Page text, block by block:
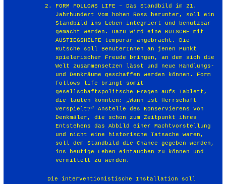
FORM FOLLOWS LIFE – Das Standbild im 21.
Jahrhundert Vom hohen Ross herunter, soll ein
Standbild ins Leben integriert und benutzbar
gemacht werden. Dazu wird eine RUTSCHE mit
AUSTIEGSHILFE temporär angebracht. Die
Rutsche soll BenuterInnen an jenen Punkt
spielerischer Freude bringen, an dem sich die
Welt zusammensetzen lässt und neue Handlungs-
und Denkräume geschaffen werden können. Form
follows life bringt somit
gesellschaftspolitsche Fragen aufs Tablett,
die lauten könnten: „Wann ist Herrschaft
verspielt?“ Anstelle des Konservierens von
Denkmäler, die schon zum Zeitpunkt ihres
Entstehens das Abbild einer Machtvorstellung
und nicht eine historische Tatsache waren,
soll dem Standbild die Chance gegeben werden,
ins heutige Leben eintauchen zu können und
vermittelt zu werden.
Die interventionistische Installation soll